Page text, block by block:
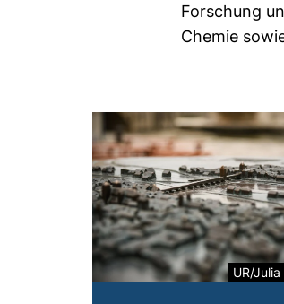
Forschung
Chemie
UR/